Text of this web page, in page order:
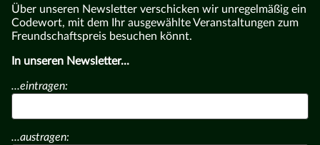
Über unseren Newsletter verschicken wir unregelmäßig ein
Codewort, mit dem Ihr ausgewählte Veranstaltungen zum
Freundschaftspreis besuchen könnt.
In unseren Newsletter...
...eintragen:
...austragen: